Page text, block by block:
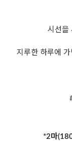
시선을
지루한 하루에
*2마